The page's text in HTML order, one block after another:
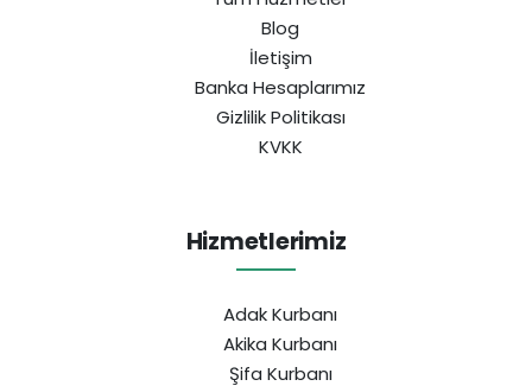
Blog
İletişim
Banka Hesaplarımız
Gizlilik Politikası
KVKK
Hizmetlerimiz
Adak Kurbanı
Akika Kurbanı
Şifa Kurbanı